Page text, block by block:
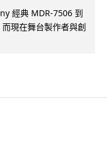
經典 MDR-7506 到
現在舞台製作者與創